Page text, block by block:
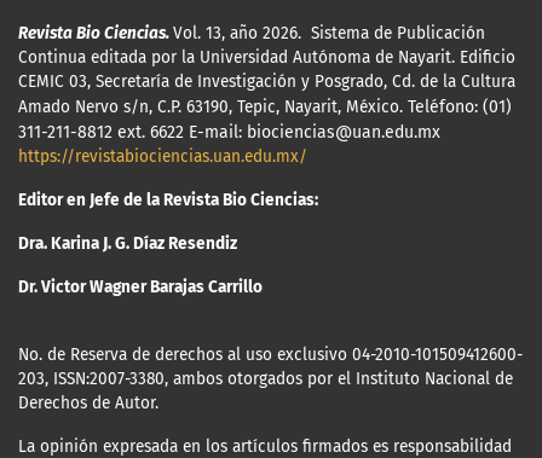
Revista Bio Ciencias.Vol. 13, año 2026. Sistema de Publicación
Continua editada por la Universidad Autónoma de Nayarit. Edificio
CEMIC 03, Secretaría de Investigación y Posgrado, Cd. de la Cultura
Amado Nervo s/n, C.P. 63190, Tepic, Nayarit, México. Teléfono: (01)
311-211-8812 ext. 6622 E-mail: biociencias@uan.edu.mx
https://revistabiociencias.uan.edu.mx/
Editor en Jefe de la Revista Bio Ciencias:
Dra. Karina J. G. Díaz Resendiz
Dr. Victor Wagner Barajas Carrillo
No. de Reserva de derechos al uso exclusivo 04-2010-101509412600-
203, ISSN:2007-3380, ambos otorgados por el Instituto Nacional de
Derechos de Autor.
La opinión expresada en los artículos firmados es responsabilidad